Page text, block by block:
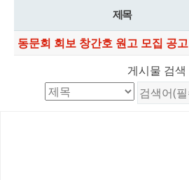
제목
동문회 회보 창간호 원고 모집 공고
게시물 검색